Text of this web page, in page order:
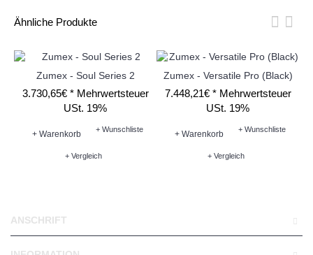
Ähnliche Produkte
Zumex - Soul Series 2
3.730,65€ * Mehrwertsteuer
USt. 19%
+ Warenkorb + Wunschliste
+ Vergleich
Zumex - Versatile Pro (Black)
7.448,21€ * Mehrwertsteuer
USt. 19%
+ Warenkorb + Wunschliste
+ Vergleich
ANSCHRIFT